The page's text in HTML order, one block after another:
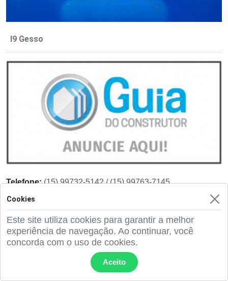
I9 Gesso
Telefone:(15) 99732-5142 / (15) 99763-7145
Email: hygoerick@gmail.com
Ver detalhes
Cookies
Este site utiliza cookies para garantir a melhor
experiência de navegação. Ao continuar, você
concorda com o uso de cookies.
Aceito